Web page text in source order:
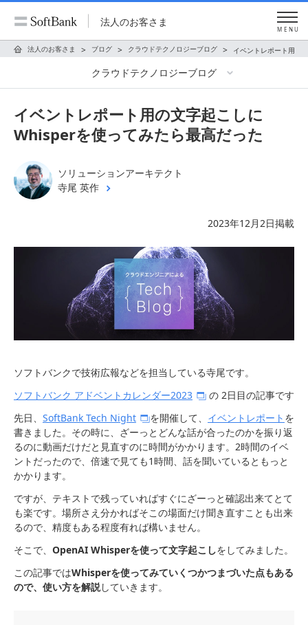
法人のお客さま
MENU
法人のお客さま ブログ クラウドテクノロジーブログ イベントレポート用の
クラウドテクノロジーブログ
イベントレポート用の文字起こしに
Whisperを使ってみたら最高だった
ソリューションアーキテクト
寺尾 英作
2023年12月2日掲載
ソフトバンクで技術広報などを担当している寺尾です。
ソフトバンク アドベントカレンダー2023
の 2日目の記事です
先日、 SoftBank Tech Night を開催して、 イベントレポート を
書きました。その時に、ざーっとどんな話が合ったのかを振り返
るのに動画だけだと見直すのに時間がかかります。2時間のイベ
ントだったので、倍速で見ても1時間、話を聞いているともっと
かかります。
ですが、テキストで残っていればすぐにざーっと確認出来てとて
も楽です。場所さえ分かればそこの場面だけ聞き直すことも出来
るので、精度もある程度有れば構いません。
そこで、 OpenAI Whisperを使って文字起こしをしてみました。
この記事ではWhisperを使ってみていくつかつまづいた点もある
ので、使い方を解説していきます。